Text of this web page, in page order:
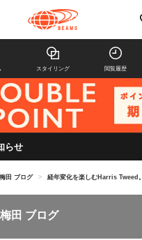
スタイリング 閲覧履歴
らせ
田 ブログ > 経年変化を楽しむHarris Tweed。
田 ブログ